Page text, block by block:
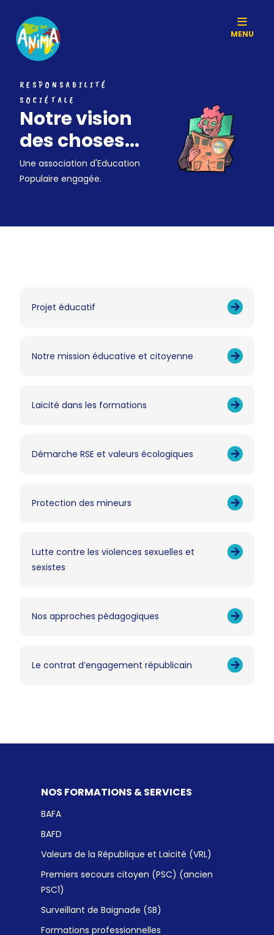
MENU
RESPONSABILITÉ
SOCIÉTALE
Notre vision
des choses...
Une association d'Education
Populaire engagée.
Projet éducatif
Notre mission éducative et citoyenne
Laïcité dans les formations
Démarche RSE et valeurs écologiques
Protection des mineurs
Lutte contre les violences sexuelles et
sexistes
Nos approches pédagogiques
Le contrat d’engagement républicain
NOS FORMATIONS & SERVICES
BAFA
BAFD
Valeurs de la République et Laïcité (VRL)
Premiers secours citoyen (PSC) (ancien
PSC1)
Surveillant de Baignade (SB)
Formations professionnelles